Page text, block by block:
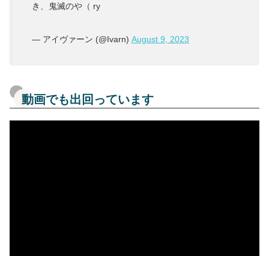
き、鬼滅のや（ ry
— アイヴァーン (@Ivarn) August 9, 2023
動画でも出回っています